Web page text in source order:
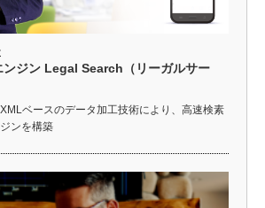
ンジン Legal Search（リーガルサー
ベースのデータ加工技術により、高速検素
ンを構築